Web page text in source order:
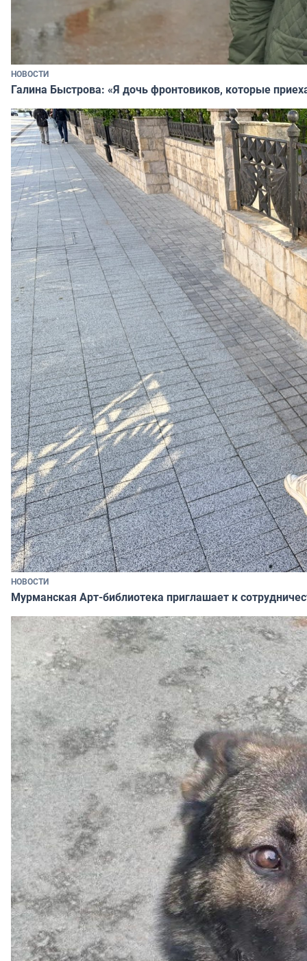
НОВОСТИ
Галина Быстрова: «Я дочь фронтовиков, которые
НОВОСТИ
Мурманская Арт-библиотека приглашает к